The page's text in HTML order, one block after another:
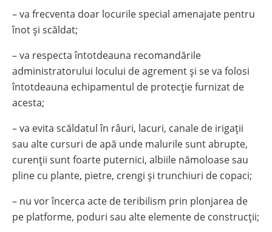
– va frecventa doar locurile special amenajate pentru
înot şi scăldat;
– va respecta întotdeauna recomandările
administratorului locului de agrement şi se va folosi
întotdeauna echipamentul de protecţie furnizat de
acesta;
– va evita scăldatul în râuri, lacuri, canale de irigaţii
sau alte cursuri de apă unde malurile sunt abrupte,
curenţii sunt foarte puternici, albiile nămoloase sau
pline cu plante, pietre, crengi şi trunchiuri de copaci;
– nu vor încerca acte de teribilism prin plonjarea de
pe platforme, poduri sau alte elemente de construcţii;